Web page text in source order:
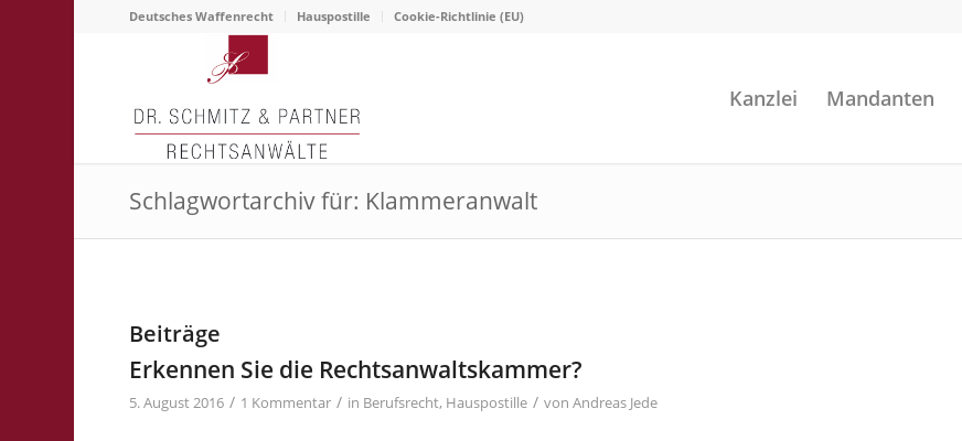
Deutsches Waffenrecht Hauspostille Cookie-Richtlinie (EU)
Kanzlei Mandanten
Schlagwortarchiv für: Klammeranwalt
Beiträge
Erkennen Sie die Rechtsanwaltskammer?
5. August 2016 / 1 Kommentar / in Berufsrecht, Hauspostille / vonAndreas Jede